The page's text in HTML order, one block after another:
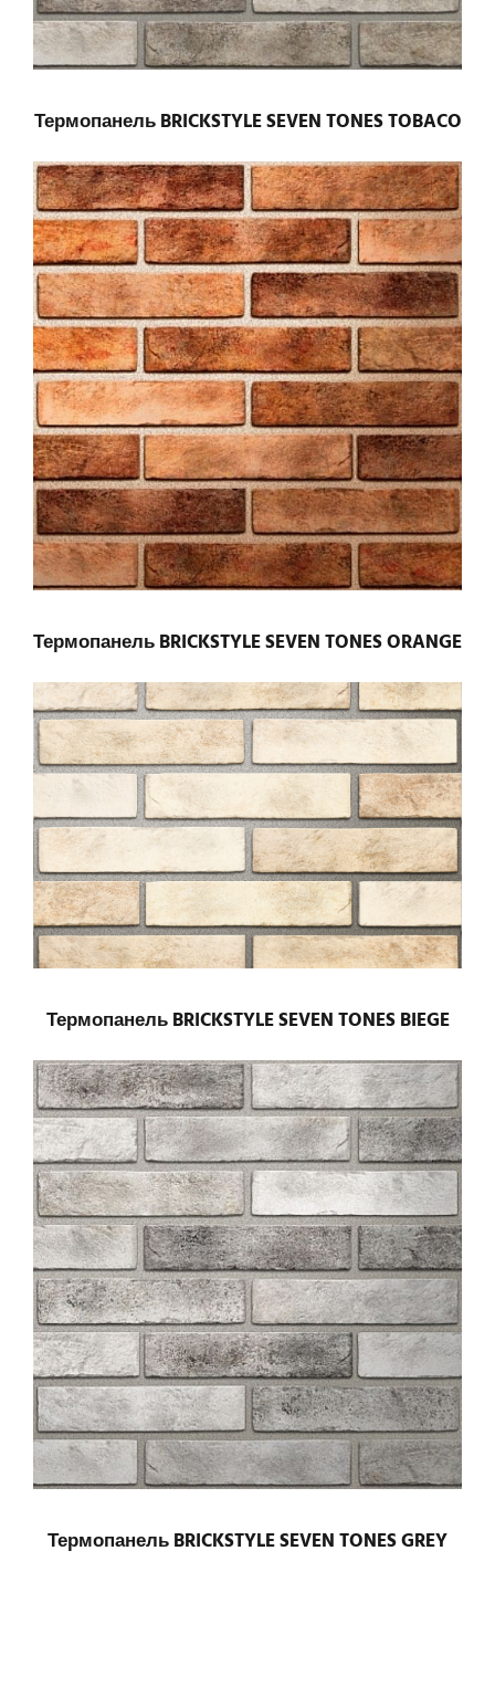
Термопанель BRICKSTYLE SEVEN TONES TOBACO
Термопанель BRICKSTYLE SEVEN TONES ORANGE
Термопанель BRICKSTYLE SEVEN TONES BIEGE
Термопанель BRICKSTYLE SEVEN TONES GREY